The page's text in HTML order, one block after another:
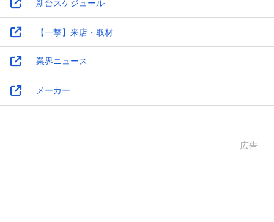
新台スケジュール
【一撃】来店・取材
業界ニュース
メーカー
広告